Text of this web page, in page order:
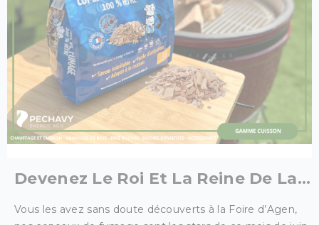
Devenez Le Roi Et La Reine De La
Vous les avez sans doute découverts à la Foire d’Agen,